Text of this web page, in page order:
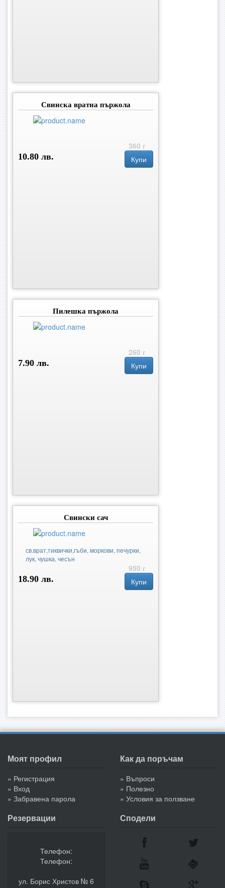
Свинска вратна пържола
360 г
10.80 лв.
Купи
Пилешка пържола
260 г
7.90 лв.
Купи
Свински сач
св.врат,тиквички,гъби, моркови, печурки,
лук, чушка, чесън
950 г
18.90 лв.
Купи
Моят профил
» Регистрация
» Вход
» Забравена парола
Как да поръчам
» Въпроси
» Полезно
» Условия за ползване
Резервации
Телефон:
Телефон:
ул. Борис Христов № 6
Сподели